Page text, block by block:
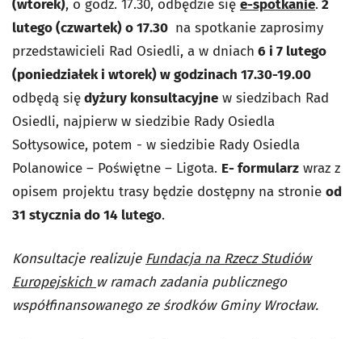
(wtorek), o godz. 17.30, odbędzie się e-spotkanie. 2
lutego (czwartek) o 17.30 na spotkanie zaprosimy
przedstawicieli Rad Osiedli, a w dniach 6 i 7 lutego
(poniedziałek i wtorek) w godzinach 17.30-19.00
odbędą siędyżury konsultacyjne w siedzibach Rad
Osiedli, najpierw w siedzibie Rady Osiedla
Sołtysowice, potem - w siedzibie Rady Osiedla
Polanowice – Poświętne – Ligota. E- formularz wraz z
opisem projektu trasy będzie dostępny na stronie od
31 stycznia do 14 lutego.
Konsultacje realizuje Fundacja na Rzecz Studiów
Europejskich w ramach zadania publicznego
współfinansowanego ze środków Gminy Wrocław.